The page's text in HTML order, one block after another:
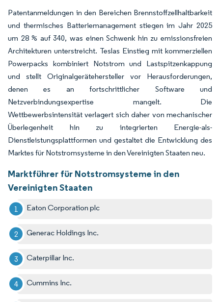
Patentanmeldungen in den Bereichen Brennstoffzellhaltbarkeit
und thermisches Batteriemanagement stiegen im Jahr 2025
um 28 % auf 340, was einen Schwenk hin zu emissionsfreien
Architekturen unterstreicht. Teslas Einstieg mit kommerziellen
Powerpacks kombiniert Notstrom und Lastspitzenkappung
und stellt Originalgerätehersteller vor Herausforderungen,
denen es an fortschrittlicher Software und
Netzverbindungsexpertise mangelt. Die
Wettbewerbsintensität verlagert sich daher von mechanischer
Überlegenheit hin zu integrierten Energie-als-
Dienstleistungsplattformen und gestaltet die Entwicklung des
Marktes für Notstromsysteme in den Vereinigten Staaten neu.
Marktführer für Notstromsysteme in den
Vereinigten Staaten
Eaton Corporation plc
Generac Holdings Inc.
Caterpillar Inc.
Cummins Inc.